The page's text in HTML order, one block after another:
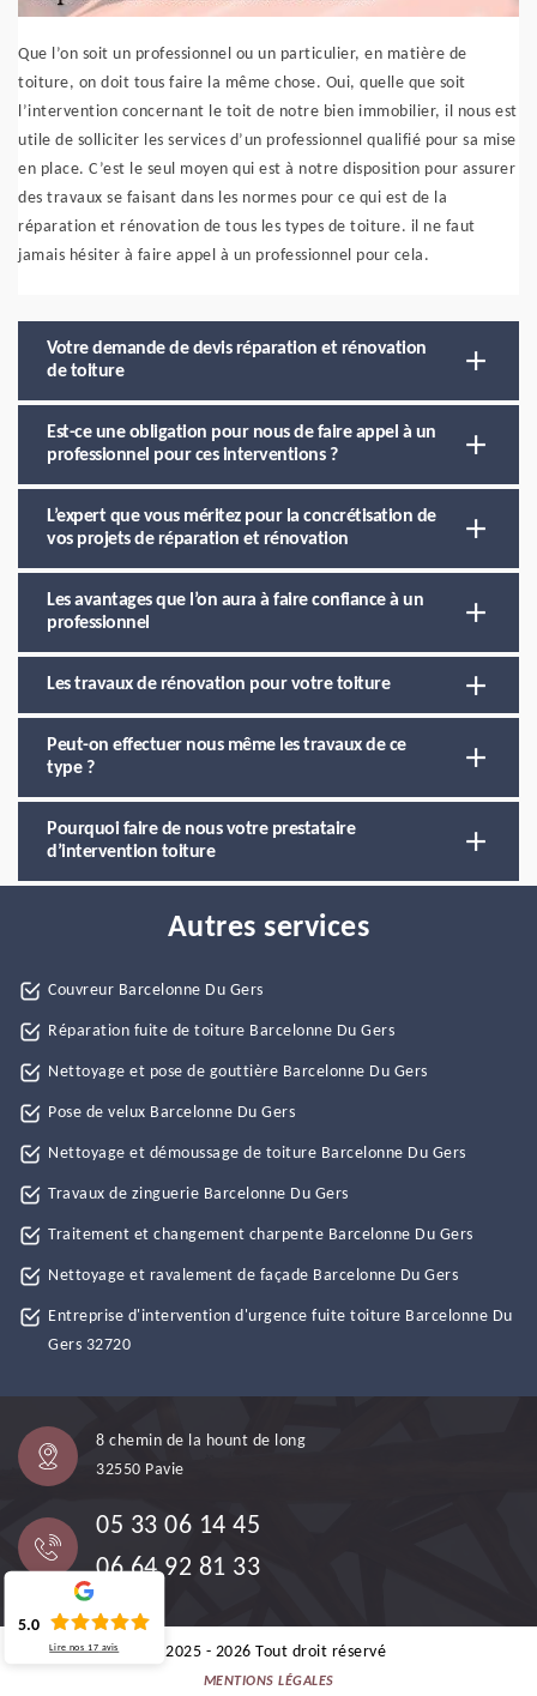
Que l’on soit un professionnel ou un particulier, en matière de
toiture, on doit tous faire la même chose. Oui, quelle que soit
l’intervention concernant le toit de notre bien immobilier, il nous est
utile de solliciter les services d’un professionnel qualifié pour sa mise
en place. C’est le seul moyen qui est à notre disposition pour assurer
des travaux se faisant dans les normes pour ce qui est de la
réparation et rénovation de tous les types de toiture. il ne faut
jamais hésiter à faire appel à un professionnel pour cela.
Votre demande de devis réparation et rénovation
de toiture
Est-ce une obligation pour nous de faire appel à un
professionnel pour ces interventions ?
L’expert que vous méritez pour la concrétisation de
vos projets de réparation et rénovation
Les avantages que l’on aura à faire confiance à un
professionnel
Les travaux de rénovation pour votre toiture
Peut-on effectuer nous même les travaux de ce
type ?
Pourquoi faire de nous votre prestataire
d’intervention toiture
Autres services
Couvreur Barcelonne Du Gers
Réparation fuite de toiture Barcelonne Du Gers
Nettoyage et pose de gouttière Barcelonne Du Gers
Pose de velux Barcelonne Du Gers
Nettoyage et démoussage de toiture Barcelonne Du Gers
Travaux de zinguerie Barcelonne Du Gers
Traitement et changement charpente Barcelonne Du Gers
Nettoyage et ravalement de façade Barcelonne Du Gers
Entreprise d'intervention d'urgence fuite toiture Barcelonne Du
Gers 32720
8 chemin de la hount de long
32550 Pavie
05 33 06 14 45
06 64 92 81 33
©2025 - 2026 Tout droit réservé
MENTIONS LÉGALES
5.0
Lire nos17 avis